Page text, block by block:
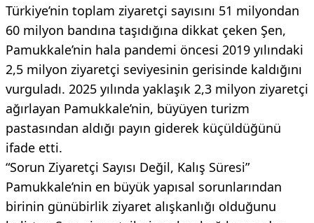
Türkiye’nin toplam ziyaretçi sayısını 51 milyondan
60 milyon bandına taşıdığına dikkat çeken Şen,
Pamukkale’nin hala pandemi öncesi 2019 yılındaki
2,5 milyon ziyaretçi seviyesinin gerisinde kaldığını
vurguladı. 2025 yılında yaklaşık 2,3 milyon ziyaretçi
ağırlayan Pamukkale’nin, büyüyen turizm
pastasından aldığı payın giderek küçüldüğünü
ifade etti.
“Sorun Ziyaretçi Sayısı Değil, Kalış Süresi”
Pamukkale’nin en büyük yapısal sorunlarından
birinin günübirlik ziyaret alışkanlığı olduğunu